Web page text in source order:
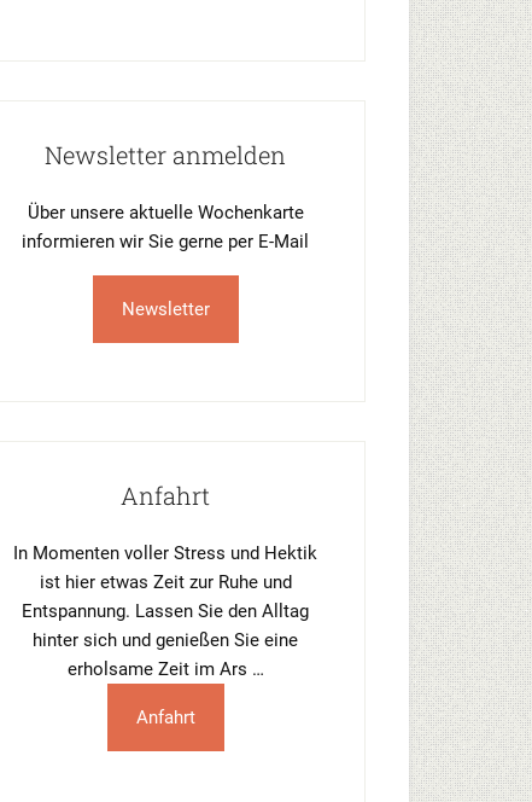
Newsletter anmelden
Über unsere aktuelle Wochenkarte
informieren wir Sie gerne per E-Mail
Newsletter
Anfahrt
In Momenten voller Stress und Hektik
ist hier etwas Zeit zur Ruhe und
Entspannung. Lassen Sie den Alltag
hinter sich und genießen Sie eine
erholsame Zeit im Ars …
Anfahrt